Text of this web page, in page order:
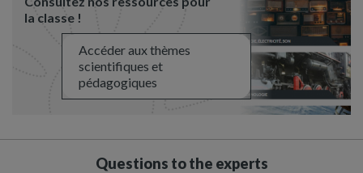
la classe !
Accéder aux thèmes
scientifiques et
pédagogiques
Questions to the experts